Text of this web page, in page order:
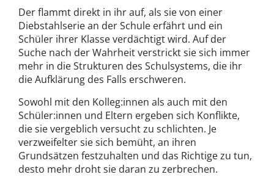
Der flammt direkt in ihr auf, als sie von einer
Diebstahlserie an der Schule erfährt und ein
Schüler ihrer Klasse verdächtigt wird. Auf der
Suche nach der Wahrheit verstrickt sie sich immer
mehr in die Strukturen des Schulsystems, die ihr
die Aufklärung des Falls erschweren.
Sowohl mit den Kolleg:innen als auch mit den
Schüler:innen und Eltern ergeben sich Konflikte,
die sie vergeblich versucht zu schlichten. Je
verzweifelter sie sich bemüht, an ihren
Grundsätzen festzuhalten und das Richtige zu tun,
desto mehr droht sie daran zu zerbrechen.